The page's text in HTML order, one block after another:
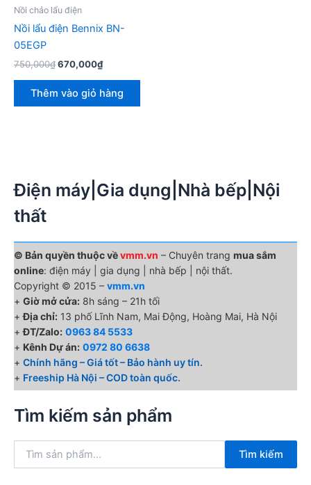
Nồi chảo lẩu điện
Nồi lẩu điện Bennix BN-
05EGP
750,000₫Giá
750,000₫.
670,000₫Giá
tại
là:
Thêm vào giỏ hàng
Điện máy|Gia dụng|Nhà bếp|Nội
thất
© Bản quyền thuộc vềvmm.vn – Chuyên trang mua sắm
online: điện máy | gia dụng | nhà bếp | nội thất.
Copyright © 2015 – vmm.vn
+ Giờ mở cửa: 8h sáng – 21h tối
+Địa chỉ: 13 phố Lĩnh Nam, Mai Động, Hoàng Mai, Hà Nội
+ĐT/Zalo: 0963 84 5533
+ Kênh Dự án: 0972 80 6638
+ Chính hãng – Giá tốt – Bảo hành uy tín.
+ Freeship Hà Nội – COD toàn quốc.
Tìm kiếm sản phẩm
Tìm kiếm